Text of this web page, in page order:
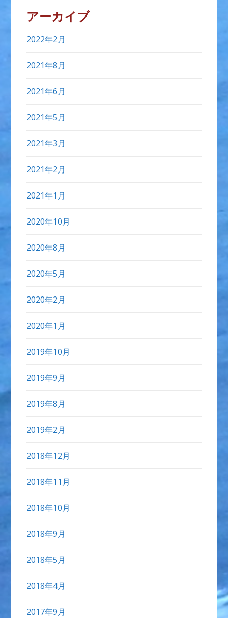
アーカイブ
2022年2月
2021年8月
2021年6月
2021年5月
2021年3月
2021年2月
2021年1月
2020年10月
2020年8月
2020年5月
2020年2月
2020年1月
2019年10月
2019年9月
2019年8月
2019年2月
2018年12月
2018年11月
2018年10月
2018年9月
2018年5月
2018年4月
2017年9月